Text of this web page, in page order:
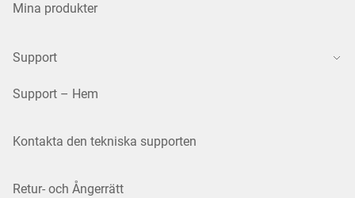
Mina produkter
Support
Support – Hem
Kontakta den tekniska supporten
Retur- och Ångerrätt